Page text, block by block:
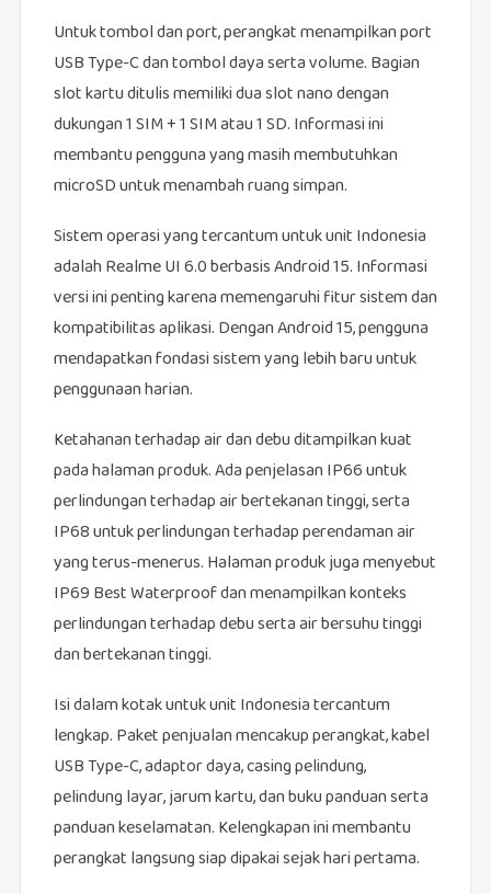
Untuk tombol dan port, perangkat menampilkan port
USB Type-C dan tombol daya serta volume. Bagian
slot kartu ditulis memiliki dua slot nano dengan
dukungan 1 SIM + 1 SIM atau 1 SD. Informasi ini
membantu pengguna yang masih membutuhkan
microSD untuk menambah ruang simpan.
Sistem operasi yang tercantum untuk unit Indonesia
adalah Realme UI 6.0 berbasis Android 15. Informasi
versi ini penting karena memengaruhi fitur sistem dan
kompatibilitas aplikasi. Dengan Android 15, pengguna
mendapatkan fondasi sistem yang lebih baru untuk
penggunaan harian.
Ketahanan terhadap air dan debu ditampilkan kuat
pada halaman produk. Ada penjelasan IP66 untuk
perlindungan terhadap air bertekanan tinggi, serta
IP68 untuk perlindungan terhadap perendaman air
yang terus-menerus. Halaman produk juga menyebut
IP69 Best Waterproof dan menampilkan konteks
perlindungan terhadap debu serta air bersuhu tinggi
dan bertekanan tinggi.
Isi dalam kotak untuk unit Indonesia tercantum
lengkap. Paket penjualan mencakup perangkat, kabel
USB Type-C, adaptor daya, casing pelindung,
pelindung layar, jarum kartu, dan buku panduan serta
panduan keselamatan. Kelengkapan ini membantu
perangkat langsung siap dipakai sejak hari pertama.